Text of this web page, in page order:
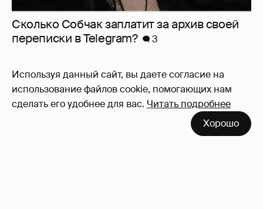
Используя данный сайт, вы даете согласие на
использование файлов cookie, помогающих нам
сделать его удобнее для вас. Читать подробнее
Хорошо
Сколько Собчак заплатит за архив своей
перeписки в Telegram?
3